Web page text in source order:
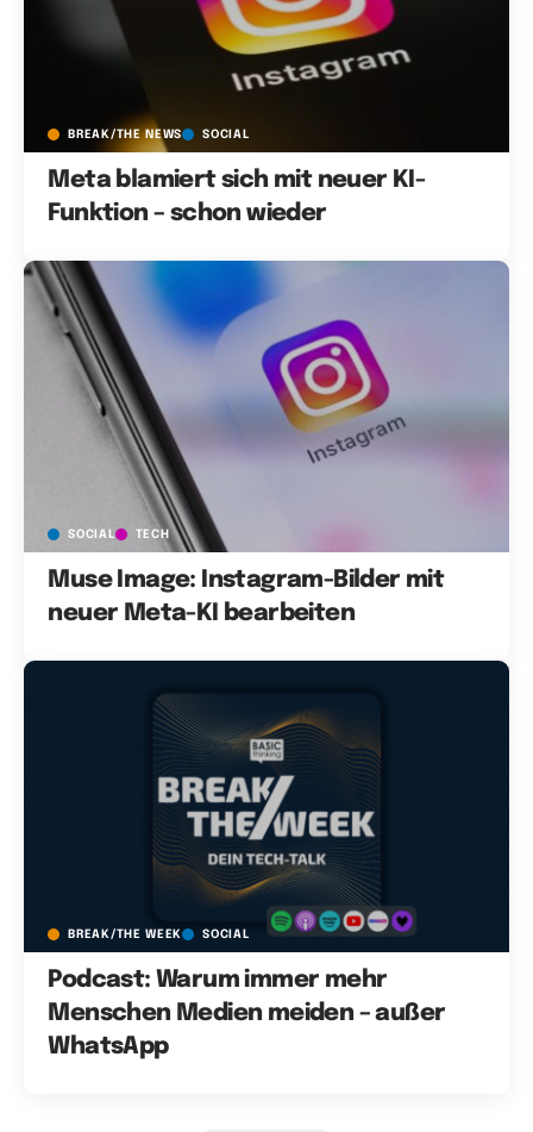
BREAK/THE NEWS SOCIAL
Meta blamiert sich mit neuer KI-
Funktion – schon wieder
SOCIAL TECH
Muse Image: Instagram-Bilder mit
neuer Meta-KI bearbeiten
BREAK/THE WEEK SOCIAL
Podcast: Warum immer mehr
Menschen Medien meiden – außer
WhatsApp